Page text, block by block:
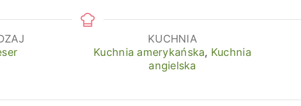
KUCHNIA
Kuchnia amerykańska, Kuchnia
angielska